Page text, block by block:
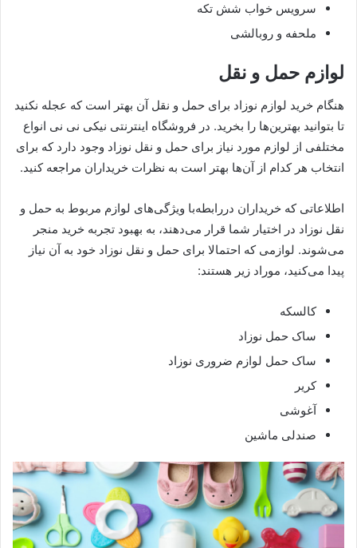
سرویس خواب شش تکه
ملحفه و روبالشی
لوازم حمل و نقل
هنگام خرید لوازم نوزاد برای حمل و نقل آن بهتر است که عجله نکنید
تا بتوانید بهترین‌ها را بخرید. در فروشگاه اینترنتی نیکی نی نی انواع
مختلفی از لوازم مورد نیاز برای حمل و نقل نوزاد وجود دارد که برای
انتخاب هر کدام از آن‌ها بهتر است به نظرات خریداران مراجعه کنید.
اطلاعاتی که خریداران دررابطه‌با ویژگی‌های لوازم مربوط به حمل و
نقل نوزاد در اختیار شما قرار می‌دهند، به بهبود تجربه خرید منجر
می‌شوند. لوازمی که احتمالا برای حمل و نقل نوزاد خود به آن نیاز
پیدا می‌کنید، موراد زیر هستند:
کالسکه
ساک حمل نوزاد
ساک حمل لوازم ضروری نوزاد
کریر
آغوشی
صندلی ماشین